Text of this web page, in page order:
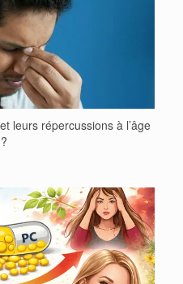
leurs répercussions à l’âge